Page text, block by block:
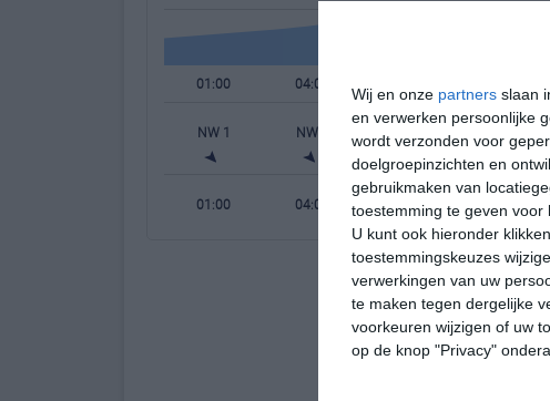
Wij en onze partners slaan
en verwerken persoonlijke
wordt verzonden voor
doelgroepinzichten en
gebruikmaken van
toestemming te geven voor
U kunt ook hieronder
toestemmingskeuzes
verwerkingen van uw
te maken tegen dergelijke
voorkeuren wijzigen of uw
op de knop "Privacy"
01:00 04:00
NW 1 NW 1 NO 1
01:00 04:00 07:00